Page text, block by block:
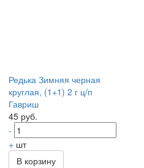
Редька Зимняя черная
круглая, (1+1) 2 г ц/п
Гавриш
45 руб.
-
+ шт
В корзину